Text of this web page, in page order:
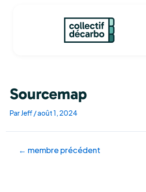
Sourcemap
ParJeff/août 1, 2024
← membre précédent